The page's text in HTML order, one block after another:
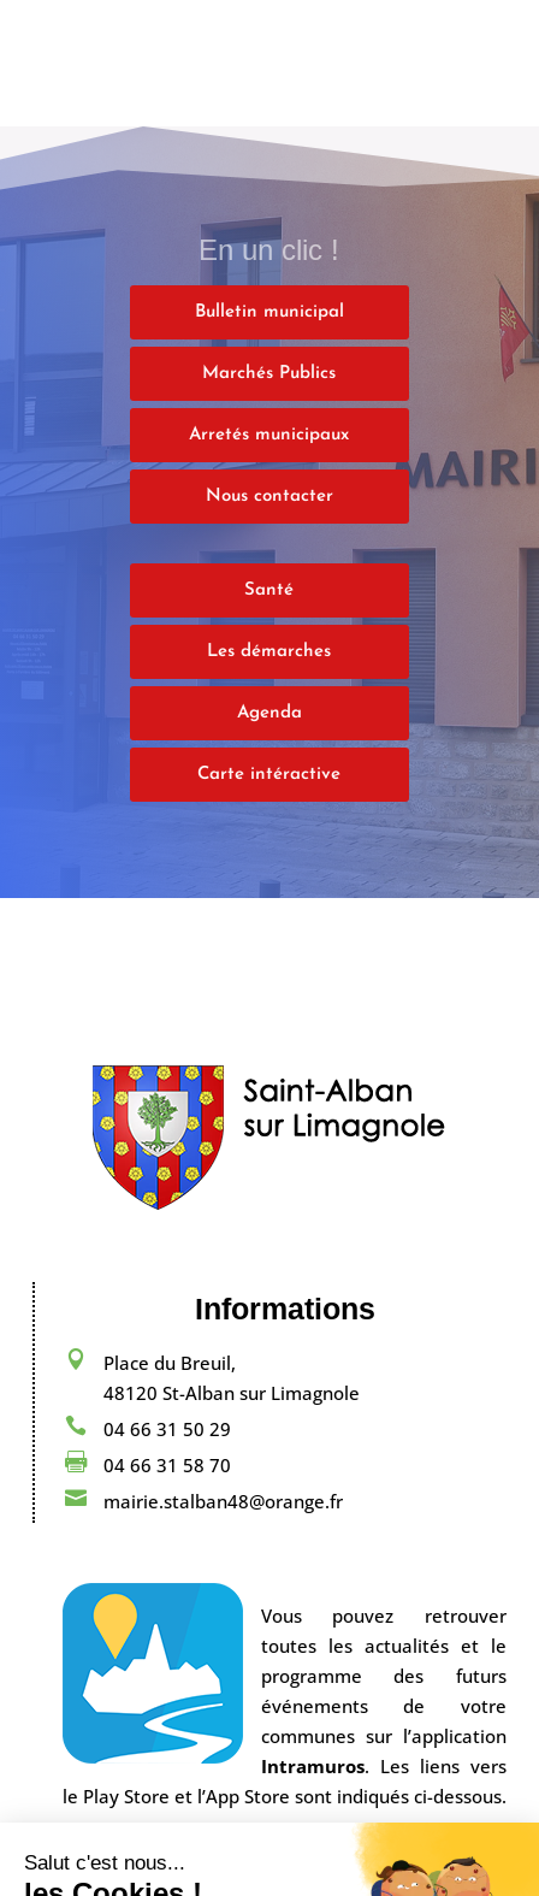
Salut c'est nous...
En un clic !
Bulletin municipal
Marchés Publics
Arretés municipaux
Nous contacter
Santé
Les démarches
Agenda
Carte intéractive
Informations

Place du Breuil,
48120 St-Alban sur Limagnole
 04 66 31 50 29
 04 66 31 58 70
 mairie.stalban48@orange.fr
Vous pouvez retrouver
toutes les actualités et le
programme des futurs
événements de votre
communes sur l’application
Intramuros. Les liens vers
le Play Store et l’App Store sont indiqués ci-dessous.